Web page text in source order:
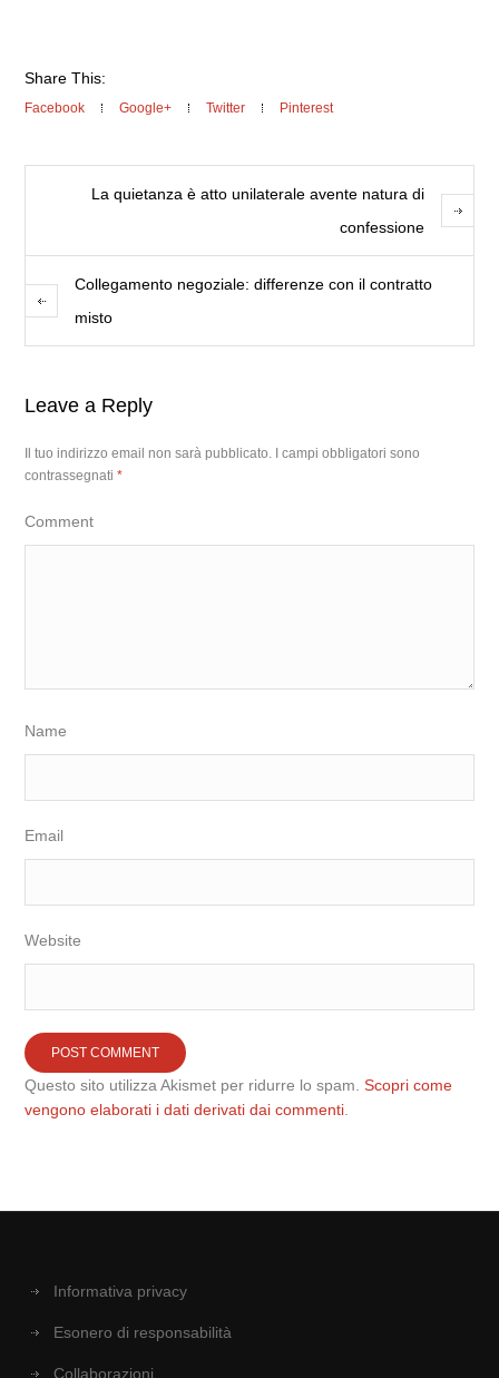
Share This:
Facebook Google+ Twitter Pinterest
La quietanza è atto unilaterale avente natura di
confessione
Collegamento negoziale: differenze con il contratto
misto
Leave a Reply
Il tuo indirizzo email non sarà pubblicato.
I campi obbligatori sono
contrassegnati*
Comment
Name
Email
Website
Questo sito utilizza Akismet per ridurre lo spam.Scopri come
vengono elaborati i dati derivati dai commenti
Informativa privacy
Esonero di responsabilità
Collaborazioni